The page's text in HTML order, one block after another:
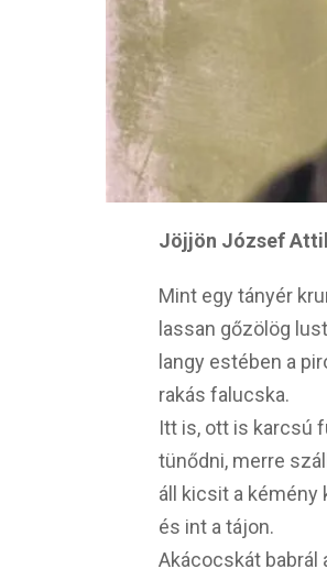
Jöjjön József
Mint egy tányér
lassan gőzölög
langy estében a
rakás falucska.
Itt is, ott is karcsú
tünődni, merre
áll kicsit a kémény
és int a tájon.
Akácocskát babrál